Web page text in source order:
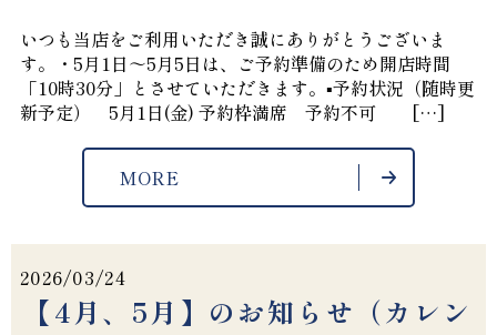
いつも当店をご利用いただき誠にありがとうございま
す。・5月1日～5月5日は、ご予約準備のため開店時間
「10時30分」とさせていただきます。▪️予約状況（随時更
新予定） 5月1日(金) 予約枠満席 予約不可 […]
MORE
2026/03/24
【4月、5月】のお知らせ（カレン